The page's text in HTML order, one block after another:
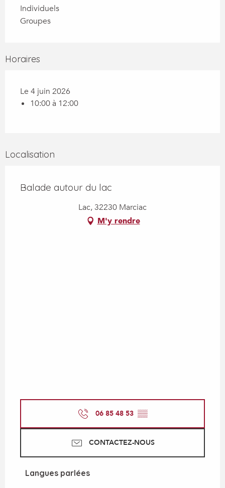
Individuels
Groupes
Horaires
Le 4 juin 2026
10:00 à 12:00
Localisation
Balade autour du lac
Lac, 32230 Marciac
M'y rendre
06 85 48 53 ▒▒
CONTACTEZ-NOUS
Langues parlées
Langues parlées